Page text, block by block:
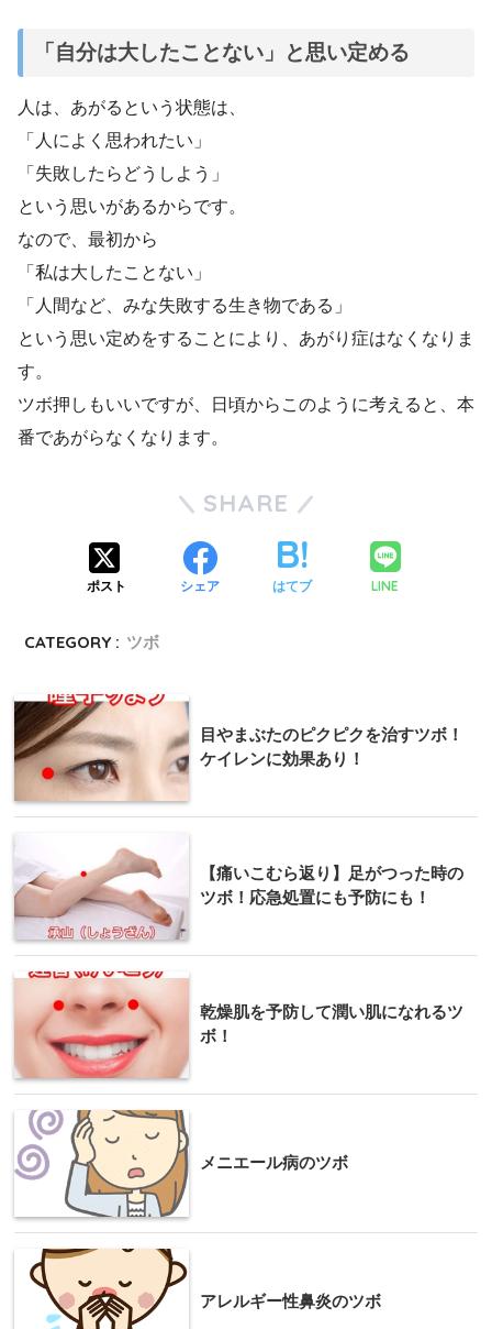
「自分は大したことない」と思い定める
人は、あがるという状態は、
「人によく思われたい」
「失敗したらどうしよう」
という思いがあるからです。
なので、最初から
「私は大したことない」
「人間など、みな失敗する生き物である」
という思い定めをすることにより、あがり症はなくなりま
す。
ツボ押しもいいですが、日頃からこのように考えると、本
番であがらなくなります。
SHARE
ポスト シェア はてブ LINE
CATEGORY : ツボ
目やまぶたのピクピクを治すツボ！
ケイレンに効果あり！
【痛いこむら返り】足がつった時の
ツボ！応急処置にも予防にも！
乾燥肌を予防して潤い肌になれるツ
ボ！
メニエール病のツボ
アレルギー性鼻炎のツボ